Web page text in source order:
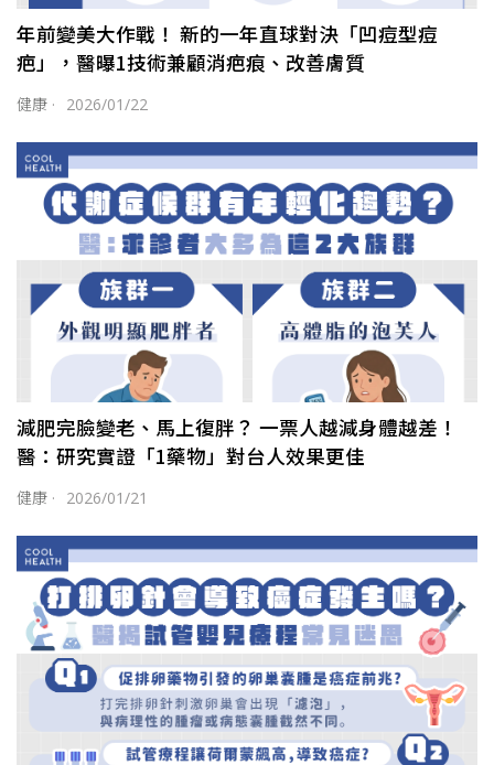
年前變美大作戰！ 新的一年直球對決「凹痘型痘
疤」，醫曝1技術兼顧消疤痕、改善膚質
健康 · 2026/01/22
減肥完臉變老、馬上復胖？ 一票人越減身體越差！
醫：研究實證「1藥物」對台人效果更佳
健康 · 2026/01/21